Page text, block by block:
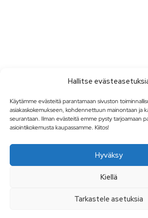
Hallitse
Käytämme evästeitä parantamaan sivuston
asiakaskokemukseen, kohdennettuun mainontaan ja
seurantaan. Ilman evästeitä emme pysty tarjoamaan
asiointikokemusta kaupassamme. Kiitos!
Hyväksy
Kiellä
Tarkastele asetuksia